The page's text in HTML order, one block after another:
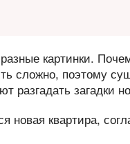
картинки.
сложно, поэтому
разгадать загадки
новая квартира,